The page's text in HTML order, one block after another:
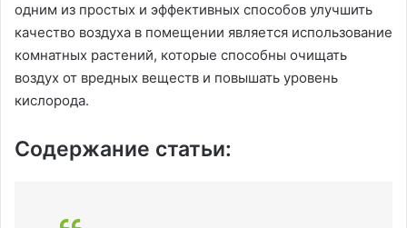
одним из простых и эффективных способов улучшить
качество воздуха в помещении является использование
комнатных растений, которые способны очищать
воздух от вредных веществ и повышать уровень
кислорода.
Содержание статьи: